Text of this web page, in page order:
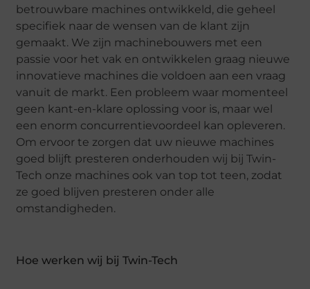
betrouwbare machines ontwikkeld, die geheel
specifiek naar de wensen van de klant zijn
gemaakt. We zijn machinebouwers met een
passie voor het vak en ontwikkelen graag nieuwe
innovatieve machines die voldoen aan een vraag
vanuit de markt. Een probleem waar momenteel
geen kant-en-klare oplossing voor is, maar wel
een enorm concurrentievoordeel kan opleveren.
Om ervoor te zorgen dat uw nieuwe machines
goed blijft presteren onderhouden wij bij Twin-
Tech onze machines ook van top tot teen, zodat
ze goed blijven presteren onder alle
omstandigheden.
Hoe werken wij bij Twin-Tech